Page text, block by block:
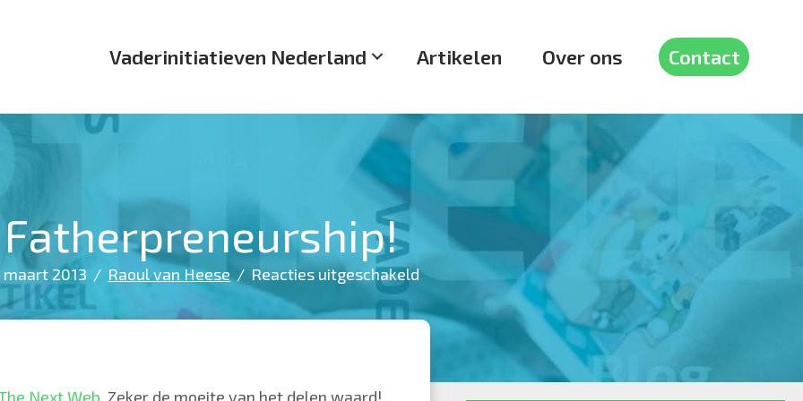
Vaderinitiatieven Nederland Artikelen Over ons Contact
Fatherpreneurship!
maart 2013 / Raoul van Heese / Reacties uitgeschakeldvoor
Fatherpreneurship!
Next Web. Zeker de moeite van het delen waard!